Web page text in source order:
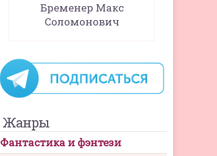
Бременер Макс
Соломонович
Жанры
Фантастика и фэнтези